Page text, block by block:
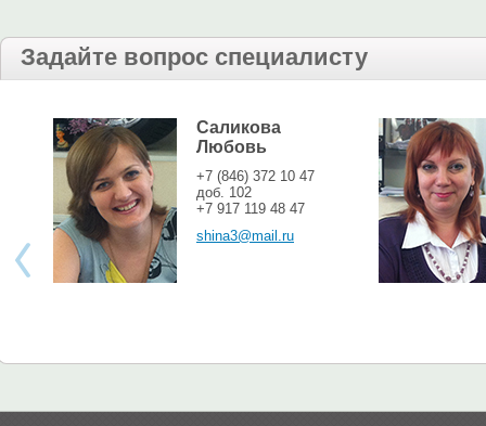
Задайте вопрос специалисту
Саликова
Любовь
+7 (846) 372 10 47
доб. 102
+7 917 119 48 47
shina3@mail.ru